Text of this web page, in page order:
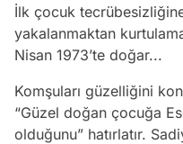
İlk çocuk
yakalanmaktan
Nisan 1973’te doğar...
Komşuları güzelliğini
“Güzel doğan çocuğa
olduğunu” hatırlatır.